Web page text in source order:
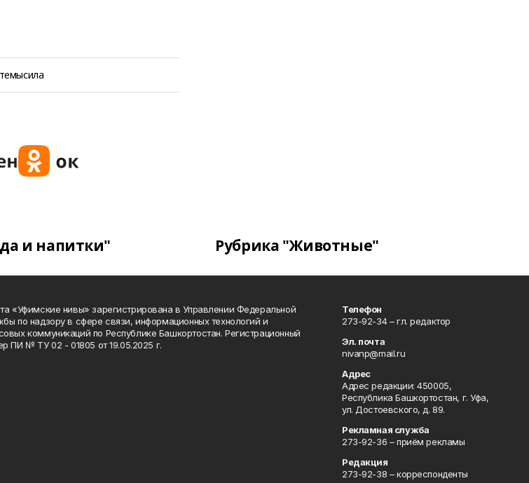
и напитки" Рубрика "Животные"
«Уфимские нивы» зарегистрирована в Управлении Федеральной
по надзору в сфере связи, информационных технологий и
коммуникаций по Республике Башкортостан. Регистрационный
ПИ № ТУ 02 - 01805 от 19.05.2025 г.
Телефон
273-92-34 – гл. редактор
Эл. почта
nivanp@mail.ru
Адрес
Адрес редакции: 450005,
Республика Башкортостан, г. Уфа,
ул. Достоевского, д. 89.
Рекламная служба
273-92-36 – приём рекламы
Редакция
273-92-38 – корреспонденты